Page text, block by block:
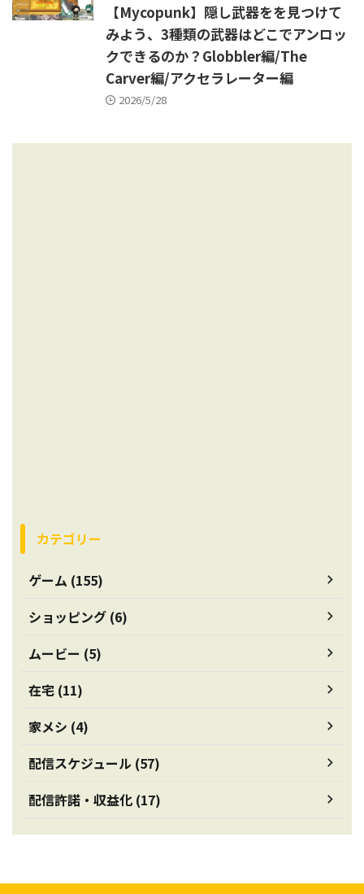
【Mycopunk】隠し武器をを見つけて
みよう、3種類の武器はどこでアンロッ
クできるのか？Globbler編/The
Carver編/アクセラレーター編
2026/5/28
カテゴリー
ゲーム (155)
ショッピング (6)
ムービー (5)
在宅 (11)
家メシ (4)
配信スケジュール (57)
配信許諾・収益化 (17)